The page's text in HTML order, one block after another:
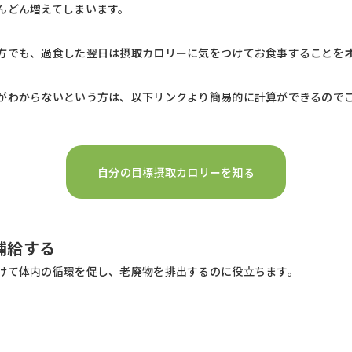
ん増えてしまいます。
も、過食した翌日は摂取カロリーに気をつけてお食事することを
からないという方は、以下リンクより簡易的に計算ができるので
自分の目標摂取カロリーを知る
給する
体内の循環を促し、老廃物を排出するのに役立ちます。